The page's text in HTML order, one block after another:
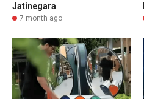
Jatinegara
7 month ago